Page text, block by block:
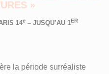
»
14e – JUSQU’AU 1ER
la période surréaliste